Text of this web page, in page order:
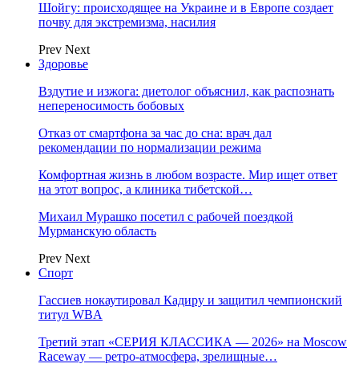
Шойгу: происходящее на Украине и в Европе создает
почву для экстремизма, насилия
Prev Next
Здоровье
Вздутие и изжога: диетолог объяснил, как распознать
непереносимость бобовых
Отказ от смартфона за час до сна: врач дал
рекомендации по нормализации режима
Комфортная жизнь в любом возрасте. Мир ищет ответ
на этот вопрос, а клиника тибетской…
Михаил Мурашко посетил с рабочей поездкой
Мурманскую область
Prev Next
Спорт
Гассиев нокаутировал Кадиру и защитил чемпионский
титул WBA
Третий этап «СЕРИЯ КЛАССИКА — 2026» на Moscow
Raceway — ретро‑атмосфера, зрелищные…